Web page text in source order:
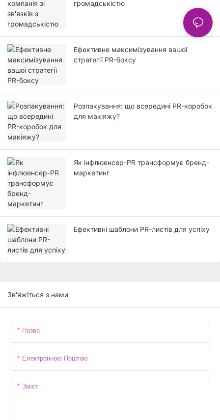
громадськістю
Ефективне максимізування вашої
стратегії PR-боксу
Розпакування: що всередині PR-коробок
для макіяжу?
Як інфлюенсер-PR трансформує бренд-
маркетинг
Ефективні шаблони PR-листів для успіху
Зв'яжіться з нами
Назва
Електронною Поштою
Зміст